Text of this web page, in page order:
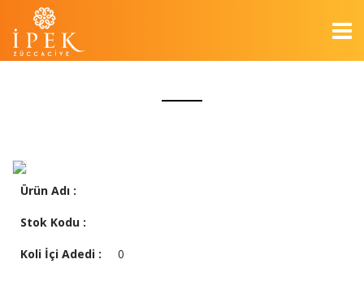
Ürün Adı :
Stok Kodu :
Koli İçi Adedi : 0